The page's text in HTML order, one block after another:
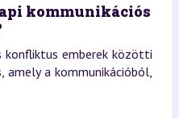
kommunikációs
konfliktus emberek közötti
a kommunikációból,